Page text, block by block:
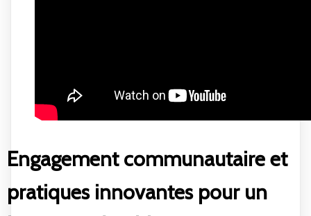
Engagement communautaire et
pratiques innovantes pour un